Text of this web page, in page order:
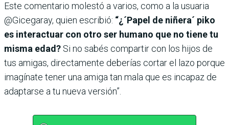
Este comentario molestó a varios, como a la usuaria
@Gicegaray, quien escribió: “¿´Papel de niñera´ piko
es interactuar con otro ser humano que no tiene tu
misma edad? Si no sabés compartir con los hijos de
tus amigas, directamente deberías cortar el lazo porque
imagínate tener una amiga tan mala que es incapaz de
adaptarse a tu nueva versión”.